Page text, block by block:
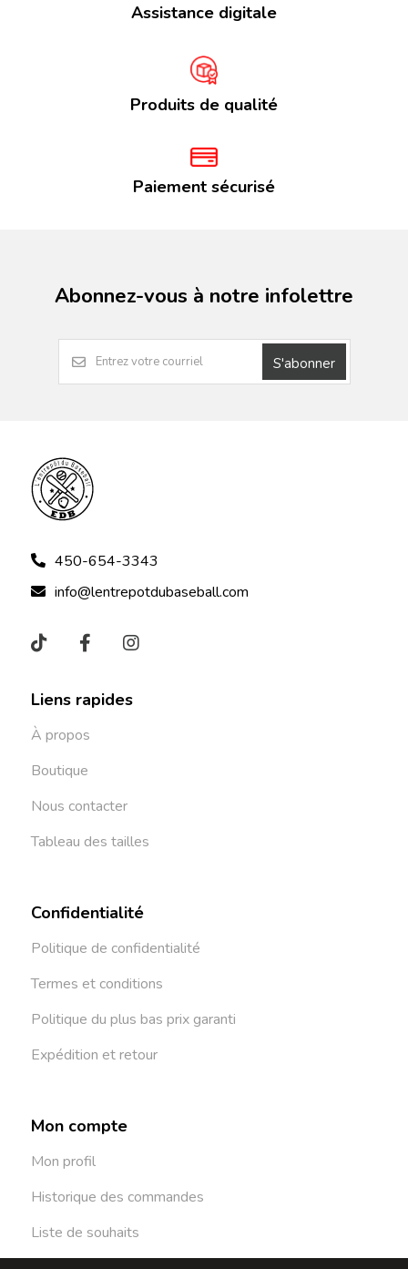
Assistance digitale
Produits de qualité
Paiement sécurisé
Abonnez-vous à notre infolettre
S'abonner
450-654-3343
info@lentrepotdubaseball.com
Liens rapides
À propos
Boutique
Nous contacter
Tableau des tailles
Confidentialité
Politique de confidentialité
Termes et conditions
Politique du plus bas prix garanti
Expédition et retour
Mon compte
Mon profil
Historique des commandes
Liste de souhaits